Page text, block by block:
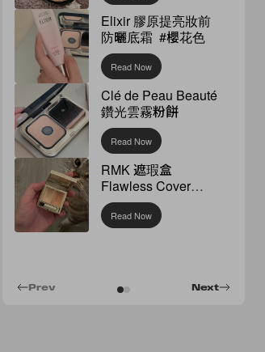
Elixir 膠原提亮妝前
防曬底霜 #櫻花色
Read Now
Clé de Peau Beauté
鑽光雲霧粉餅
Read Now
RMK 遮瑕盒
Flawless Cover
Concealer
Read Now
Next
Prev